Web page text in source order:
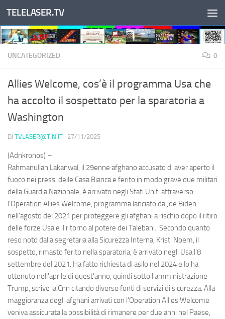
Salta al contenuto
TELELASER.TV
UNCATEGORIZED 0
Allies Welcome, cos’è il programma Usa che
ha accolto il sospettato per la sparatoria a
Washington
DI TVLASER@TIN.IT · 27/11/2025
(Adnkronos) –
Rahmanullah Lakanwal, il 29enne afghano accusato di aver aperto il
fuoco nei pressi delle Casa Bianca e ferito in modo grave due militari
della Guardia Nazionale, è arrivato negli Stati Uniti attraverso
l'Operation Allies Welcome, programma lanciato da Joe Biden
nell'agosto del 2021 per proteggere gli afghani a rischio dopo il ritiro
delle forze Usa e il ritorno al potere dei Talebani. Secondo quanto
reso noto dalla segretaria alla Sicurezza Interna, Kristi Noem, il
sospetto, rimasto ferito nella sparatoria, è arrivato negli Usa l'8
settembre del 2021. Ha fatto richiesta di asilo nel 2024 e lo ha
ottenuto nell'aprile di quest'anno, quindi sotto l'amministrazione
Trump, scrive la Cnn citando diverse fonti di servizi di sicurezza. Alla
maggioranza degli afghani arrivati con l'Operation Allies Welcome
veniva assicurata la possibilità di rimanere per due anni nel Paese,